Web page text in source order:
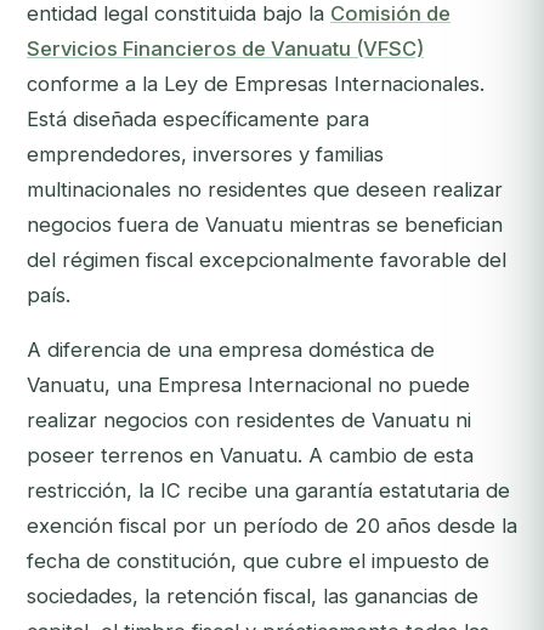
entidad legal constituida bajo la Comisión de
Servicios Financieros de Vanuatu (VFSC)
conforme a la Ley de Empresas Internacionales.
Está diseñada específicamente para
emprendedores, inversores y familias
multinacionales no residentes que deseen realizar
negocios fuera de Vanuatu mientras se benefician
del régimen fiscal excepcionalmente favorable del
país.
A diferencia de una empresa doméstica de
Vanuatu, una Empresa Internacional no puede
realizar negocios con residentes de Vanuatu ni
poseer terrenos en Vanuatu. A cambio de esta
restricción, la IC recibe una garantía estatutaria de
exención fiscal por un período de 20 años desde la
fecha de constitución, que cubre el impuesto de
sociedades, la retención fiscal, las ganancias de